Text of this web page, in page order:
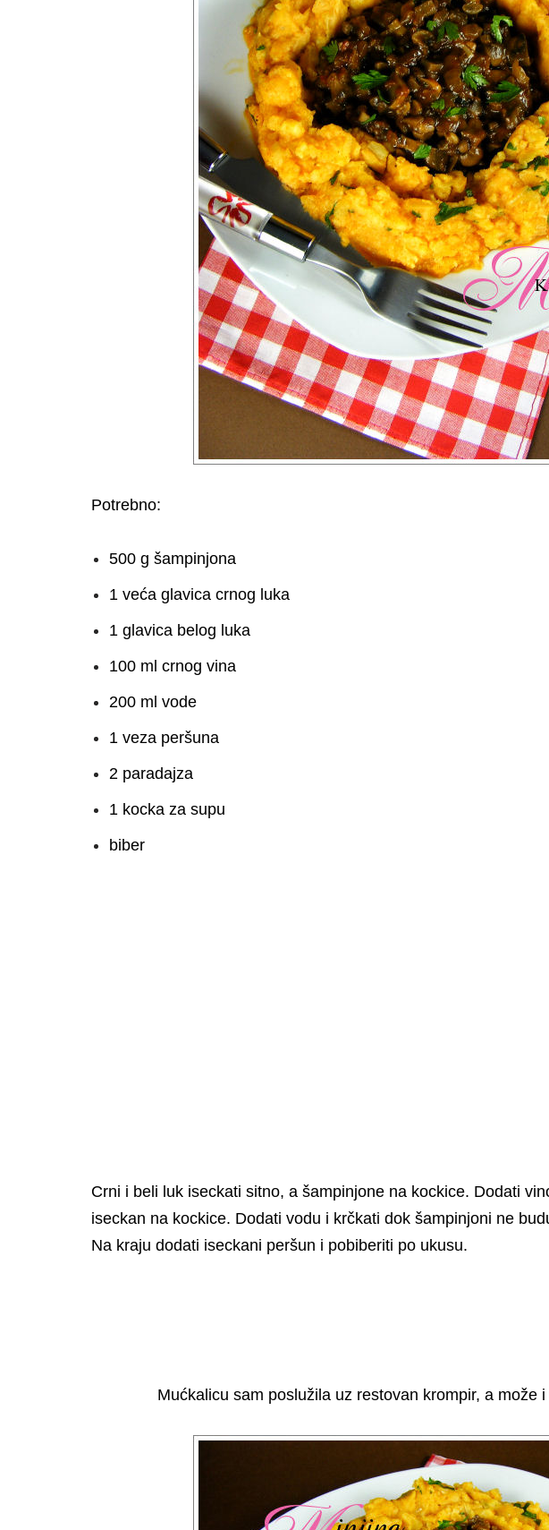
Potrebno:
500 g šampinjona
1 veća glavica crnog luka
1 glavica belog luka
100 ml crnog vina
200 ml vode
1 veza peršuna
2 paradajza
1 kocka za supu
biber
Crni i beli luk iseckati sitno, a šampinjone na kockice. Dodati
iseckan na kockice. Dodati vodu i krčkati dok šampinjoni ne
Na kraju dodati iseckani peršun i pobiberiti po ukusu.
Mućkalicu sam poslužila uz restovan krompir, a može